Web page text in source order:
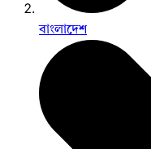
বাংলাদেশ